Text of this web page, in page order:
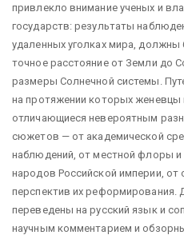
привлекло внимание ученых и
государств: результаты
удаленных уголках мира,
точное расстояние от Земли до
размеры Солнечной системы.
на протяжении которых женевцы
отличающиеся невероятным
сюжетов — от академической
наблюдений, от местной флоры
народов Российской империи, от
перспектив их
переведены на русский язык и
научным комментарием и